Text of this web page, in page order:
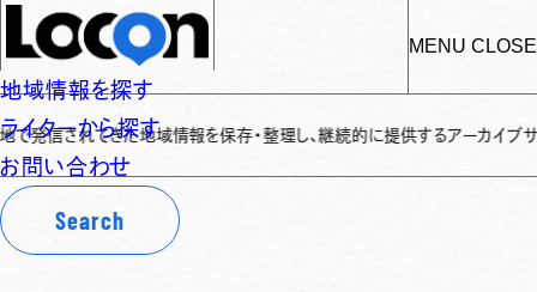
MENU CLOSE
地域情報を探す
ライターから探す
お問い合わせ
Search
域情報を保存・整理し、継続的に提供するアーカイブサイトです✌ 「